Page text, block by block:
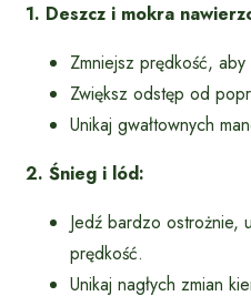
1. Deszcz i mokra
Zmniejsz prędkość,
Zwiększ odstęp od
Unikaj gwałtownych
2. Śnieg i lód:
Jedź bardzo ostrożnie,
prędkość.
Unikaj nagłych zmian